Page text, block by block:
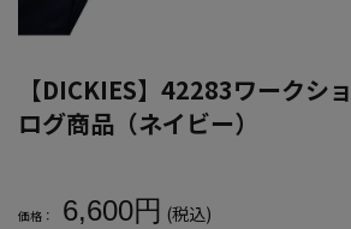
【DICKIES】42283ワーク
ログ商品（ネイビー）
価格： 6,600円 (税込)